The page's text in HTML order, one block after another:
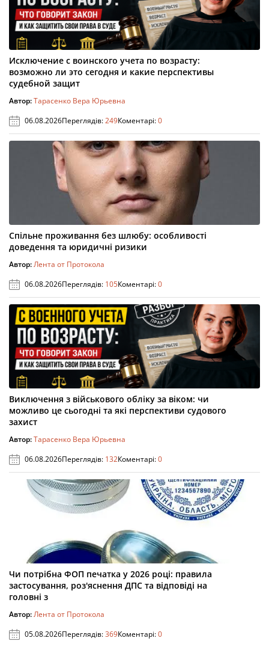
Исключение с воинского учета по возрасту:
возможно ли это сегодня и какие перспективы
судебной защит
Автор:Тарасенко Вера Юрьевна
06.08.2026Переглядів:249Коментарі:0
Спільне проживання без шлюбу: особливості
доведення та юридичні ризики
Автор:Лента от Протокола
06.08.2026Переглядів: 105Коментарі:0
Виключення з військового обліку за віком: чи
можливо це сьогодні та які перспективи судового
захист
Автор:Тарасенко Вера Юрьевна
06.08.2026Переглядів: 132Коментарі:0
Чи потрібна ФОП печатка у 2026 році: правила
застосування, роз'яснення ДПС та відповіді на
головні з
Автор:Лента от Протокола
05.08.2026Переглядів:369Коментарі:0